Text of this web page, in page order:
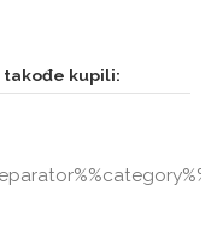
takođe kupili: